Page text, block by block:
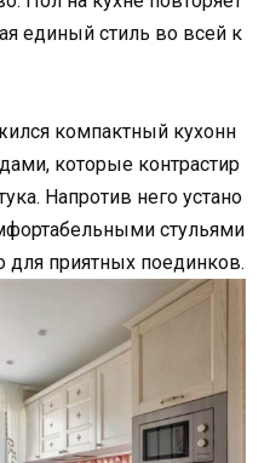
единый стиль во всей к
компактный кухонн
которые контрастир
Напротив него устано
стульями
для приятных поединков.